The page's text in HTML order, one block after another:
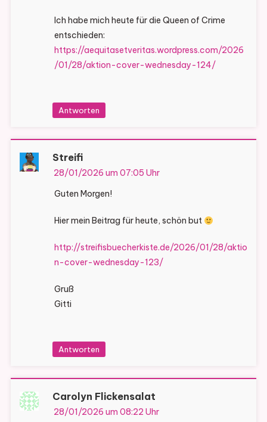
Ich habe mich heute für die Queen of Crime
entschieden:
https://aequitasetveritas.wordpress.com/2026
/01/28/aktion-cover-wednesday-124/
Antworten
Streifi
28/01/2026 um 07:05 Uhr
Guten Morgen!
Hier mein Beitrag für heute, schön but
http://streifisbuecherkiste.de/2026/01/28/aktio
n-cover-wednesday-123/
Gruß
Gitti
Antworten
Carolyn Flickensalat
28/01/2026 um 08:22 Uhr